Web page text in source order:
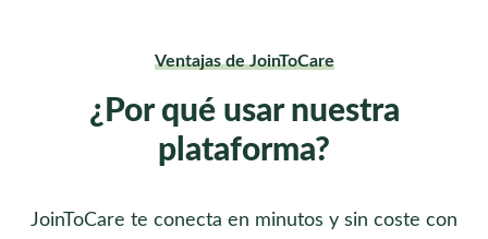
Ventajas de JoinToCare
¿Por qué usar nuestra
plataforma?
JoinToCare te conecta en minutos y sin coste con